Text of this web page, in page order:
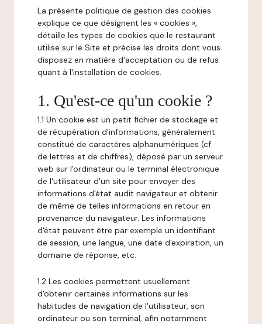
La présente politique de gestion des cookies
explique ce que désignent les « cookies »,
détaille les types de cookies que le restaurant
utilise sur le Site et précise les droits dont vous
disposez en matière d'acceptation ou de refus
quant à l'installation de cookies.
1. Qu'est-ce qu'un cookie ?
1.1 Un cookie est un petit fichier de stockage et
de récupération d'informations, généralement
constitué de caractères alphanumériques (cf.
de lettres et de chiffres), déposé par un serveur
web sur l'ordinateur ou le terminal électronique
de l'utilisateur d'un site pour envoyer des
informations d'état audit navigateur et obtenir
de même de telles informations en retour en
provenance du navigateur. Les informations
d'état peuvent être par exemple un identifiant
de session, une langue, une date d'expiration, un
domaine de réponse, etc.
1.2 Les cookies permettent usuellement
d'obtenir certaines informations sur les
habitudes de navigation de l'utilisateur, son
ordinateur ou son terminal, afin notamment